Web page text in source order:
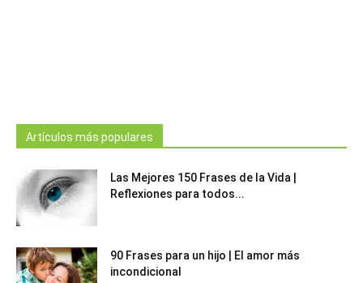
Artículos más populares
Las Mejores 150 Frases de la Vida |
Reflexiones para todos...
90 Frases para un hijo | El amor más
incondicional